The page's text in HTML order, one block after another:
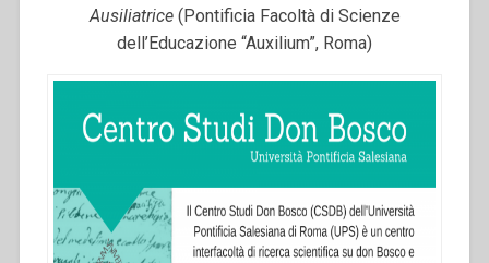
Ausiliatrice(Pontificia Facoltà di Scienze
dell’Educazione “Auxilium”, Roma)